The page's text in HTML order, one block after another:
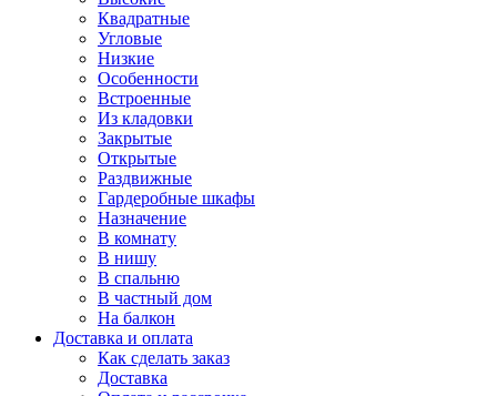
Квадратные
Угловые
Низкие
Особенности
Встроенные
Из кладовки
Закрытые
Открытые
Раздвижные
Гардеробные шкафы
Назначение
В комнату
В нишу
В спальню
В частный дом
На балкон
Доставка и оплата
Как сделать заказ
Доставка